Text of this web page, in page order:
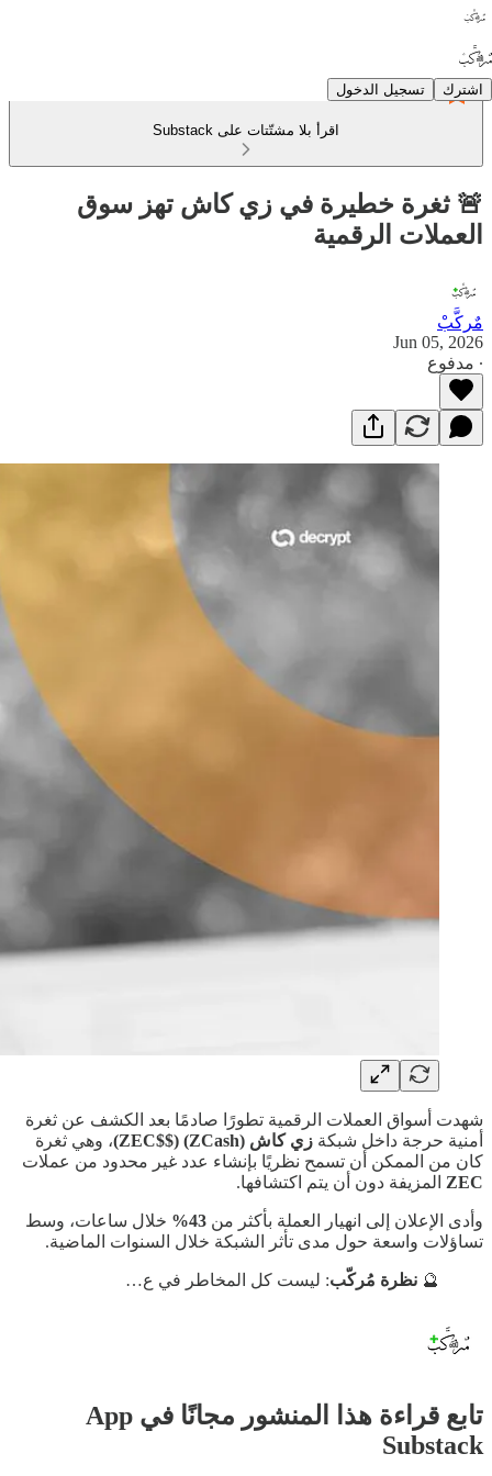
اشترك تسجيل الدخول
اقرأ بلا مشتّتات على Substack
🚨 ثغرة خطيرة في زي كاش تهز سوق
العملات الرقمية
مٌركَّبْ
Jun 05, 2026
∙ مدفوع
شهدت أسواق العملات الرقمية تطورًا صادمًا بعد الكشف عن ثغرة
أمنية حرجة داخل شبكة زي كاش (ZCash) ($$ZEC)
، وهي ثغرة
كان من الممكن أن تسمح نظريًا بإنشاء عدد غير محدود من عملات
ZEC المزيفة دون أن يتم اكتشافها.
وأدى الإعلان إلى انهيار العملة بأكثر من 43%
خلال ساعات، وسط
تساؤلات واسعة حول مدى تأثر الشبكة خلال السنوات الماضية.
🔮 نظرة مُركّب: ليست كل المخاطر في ع…
تابع قراءة هذا المنشور مجانًا في App
Substack